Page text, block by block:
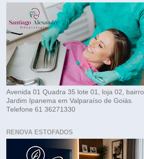
Avenida 01 Quadra 35 lote 01, loja 02, bairro
Jardim Ipanema em Valparaíso de Goiás.
Telefone 61 36271330
RENOVA ESTOFADOS